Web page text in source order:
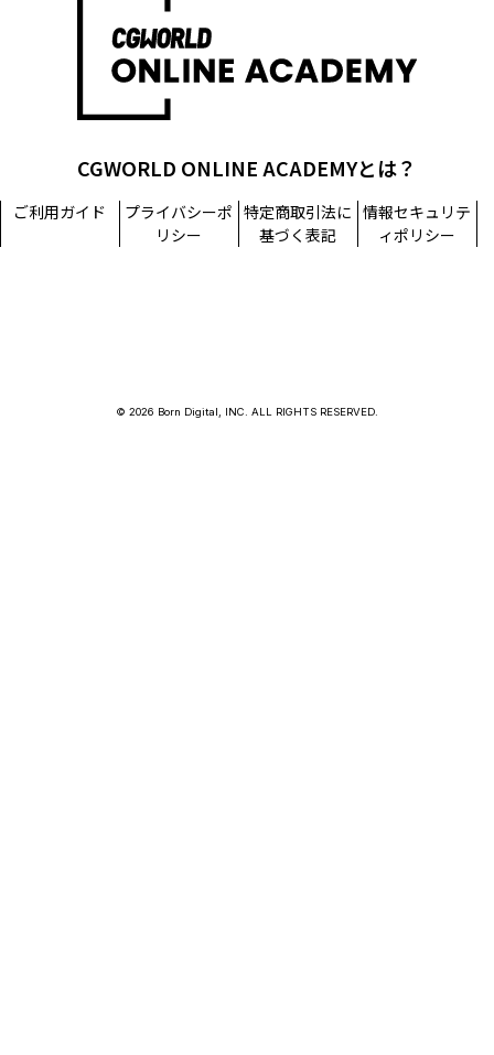
CGWORLD ONLINE ACADEMYとは？
ご利用ガイド
プライバシーポ
リシー
特定商取引法に
基づく表記
情報セキュリテ
ィポリシー
© 2026 Born Digital, INC. ALL RIGHTS RESERVED.